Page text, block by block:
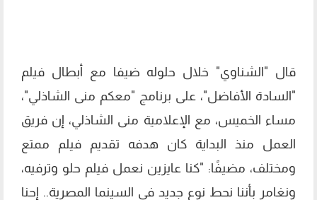
قال "الشناوي" خلال حلوله ضيفا مع أبطال فيلم
"السادة الأفاضل"، على برنامج "معكم منى الشاذلي"،
مساء الخميس، مع الإعلامية منى الشاذلي، إن فريق
العمل منذ البداية كان هدفه تقديم فيلم ممتع
ومختلف، مضيفًا: "كنا عايزين نعمل فيلم حلو وترفيه،
ونغامر بأننا نحط نوع جديد في السينما المصرية.. إحنا